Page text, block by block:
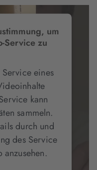
um
Service zu
eines
kann
sammeln.
durch und
des Service